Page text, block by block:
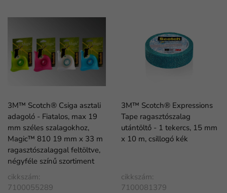
3M™ Scotch® Csiga asztali
adagoló - Fiatalos, max 19
mm széles szalagokhoz,
Magic™ 810 19 mm x 33 m
ragasztószalaggal feltöltve,
négyféle színű szortiment
cikkszám:
7100055289
3M™ Scotch® Expressions
Tape ragasztószalag
utántöltő - 1 tekercs, 15 mm
x 10 m, csillogó kék
cikkszám:
7100081379